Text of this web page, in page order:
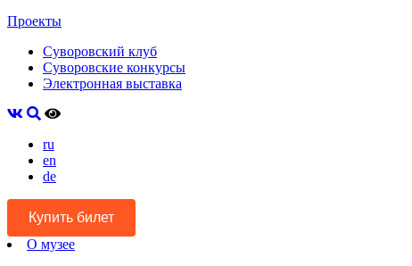
Проекты
Суворовский клуб
Суворовские конкурсы
Электронная выставка
ru
en
de
Купить билет
О музее